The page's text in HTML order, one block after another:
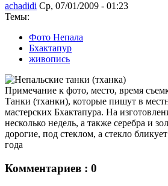
achadidi Ср, 07/01/2009 - 01:23
Темы:
Фото Непала
Бхактапур
живопись
Примечание к фото, место, время
Танки (тханки), которые пишут в
мастерских Бхактапура. На
несколько недель, а также серебра и
дорогие, под стеклом, а стекло
года
Комментариев : 0